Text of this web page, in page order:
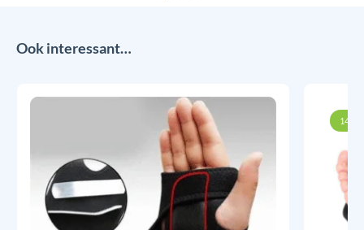
Ook interessant…
14%